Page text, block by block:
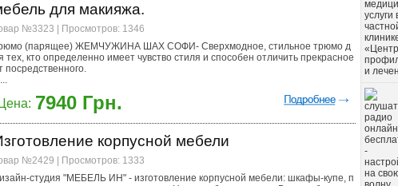
для макияжа.
№3323 | Просмотров: 1346
(парящее) ЖЕМЧУЖИНА ШАХ СОФИ- Сверхмодное, стильное трюмо д
тех, кто определенно имеет чувство стиля и способен отличить прекрасное
посредственного.
Цена: 7940 Грн.
корпусной мебели
№2429 | Просмотров: 1333
студия "МЕБЕЛЬ ИН" - изготовление корпусной мебели: шкафы-купе, п